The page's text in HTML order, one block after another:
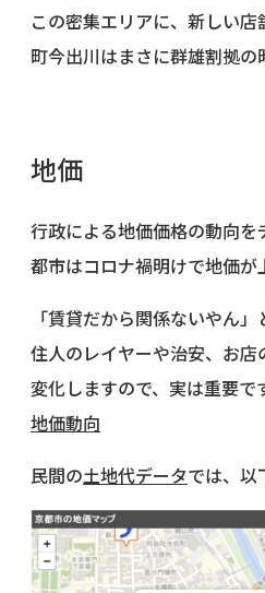
この密集エリアに、新しい
町今出川はまさに群雄割拠の
地価
行政による地価価格の動向
都市はコロナ禍明けで地価が
「賃貸だから関係ないやん」
住人のレイヤーや治安、お店
変化しますので、実は重要で
地価動向
民間の土地代データでは、以